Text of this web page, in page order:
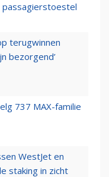
passagierstoestel
terugwinnen
bezorgend’
737 MAX-familie
WestJet en
staking in zicht